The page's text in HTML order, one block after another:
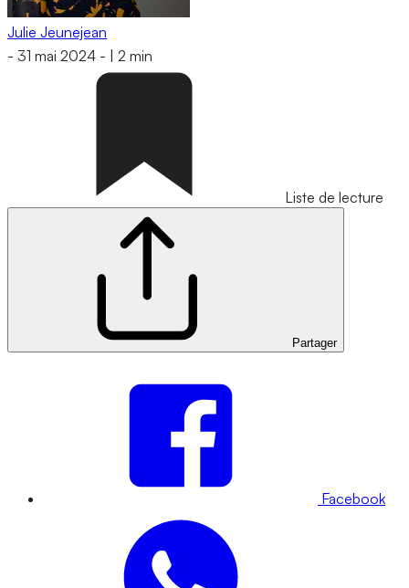
Julie Jeunejean
- 31 mai 2024 - 2 min
Liste de lecture
Partager
Facebook